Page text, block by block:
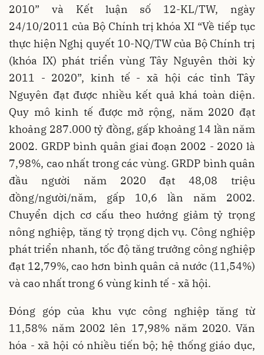
2010” và Kết luận số 12-KL/TW, ngày
24/10/2011 của Bộ Chính trị khóa XI “Về tiếp tục
thực hiện Nghị quyết 10-NQ/TW của Bộ Chính trị
(khóa IX) phát triển vùng Tây Nguyên thời kỳ
2011 - 2020”, kinh tế - xã hội các tỉnh Tây
Nguyên đạt được nhiều kết quả khá toàn diện.
Quy mô kinh tế được mở rộng, năm 2020 đạt
khoảng 287.000 tỷ đồng, gấp khoảng 14 lần năm
2002. GRDP bình quân giai đoạn 2002 - 2020 là
7,98%, cao nhất trong các vùng. GRDP bình quân
đầu người năm 2020 đạt 48,08 triệu
đồng/người/năm, gấp 10,6 lần năm 2002.
Chuyển dịch cơ cấu theo hướng giảm tỷ trọng
nông nghiệp, tăng tỷ trọng dịch vụ. Công nghiệp
phát triển nhanh, tốc độ tăng trưởng công nghiệp
đạt 12,79%, cao hơn bình quân cả nước (11,54%)
và cao nhất trong 6 vùng kinh tế - xã hội.
Đóng góp của khu vực công nghiệp tăng từ
11,58% năm 2002 lên 17,98% năm 2020. Văn
hóa - xã hội có nhiều tiến bộ; hệ thống giáo dục,